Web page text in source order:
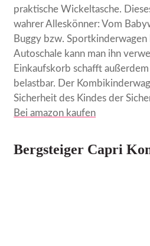
praktische Wickeltasche.
wahrer Alleskönner: Vom
Buggy bzw. Sportkinderwagen
Autoschale kann man ihn
Einkaufskorb schafft
belastbar. Der
Sicherheit des Kindes der
Bei amazon kaufen
Bergsteiger Capri